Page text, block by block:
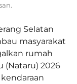
Selatan
masyarakat
rumah
(Nataru) 2026